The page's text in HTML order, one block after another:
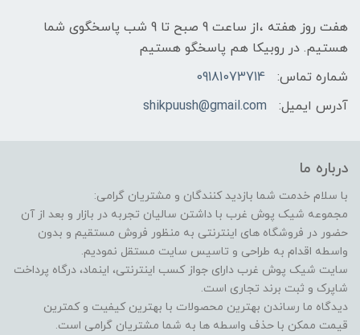
هفت روز هفته ،از ساعت 9 صبح تا 9 شب پاسخگوی شما
هستیم. در روبیکا هم پاسخگو هستیم
شماره تماس:
09181073714
آدرس ایمیل:
shikpuush@gmail.com
درباره ما
با سلام خدمت شما بازدید کنندگان و مشتریان گرامی:
مجموعه شیک پوش غرب با داشتن سالیان تجربه در بازار و بعد از آن
حضور در فروشگاه های اینترنتی به منظور فروش مستقیم و بدون
واسطه اقدام به طراحی و تاسیس سایت مستقل نمودیم.
سایت شیک پوش غرب دارای جواز کسب اینترنتی، اینماد، درگاه پرداخت
شاپرک و ثبت برند تجاری است.
دیدگاه ما رساندن بهترین محصولات با بهترین کیفیت و کمترین
قیمت ممکن با حذف واسطه ها به شما مشتریان گرامی است.